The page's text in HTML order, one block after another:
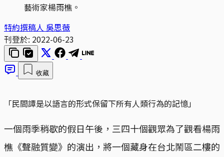
藝術家楊雨樵。
特約撰稿人 吳思薇
刊登於: 2022-06-23
收藏
「民間譚是以語言的形式保留下所有人類行為的記憶」
一個雨季稍歇的假日午後，三四十個觀眾為了觀看楊雨
樵《聲融質變》的演出，將一個藏身在台北鬧區二樓的